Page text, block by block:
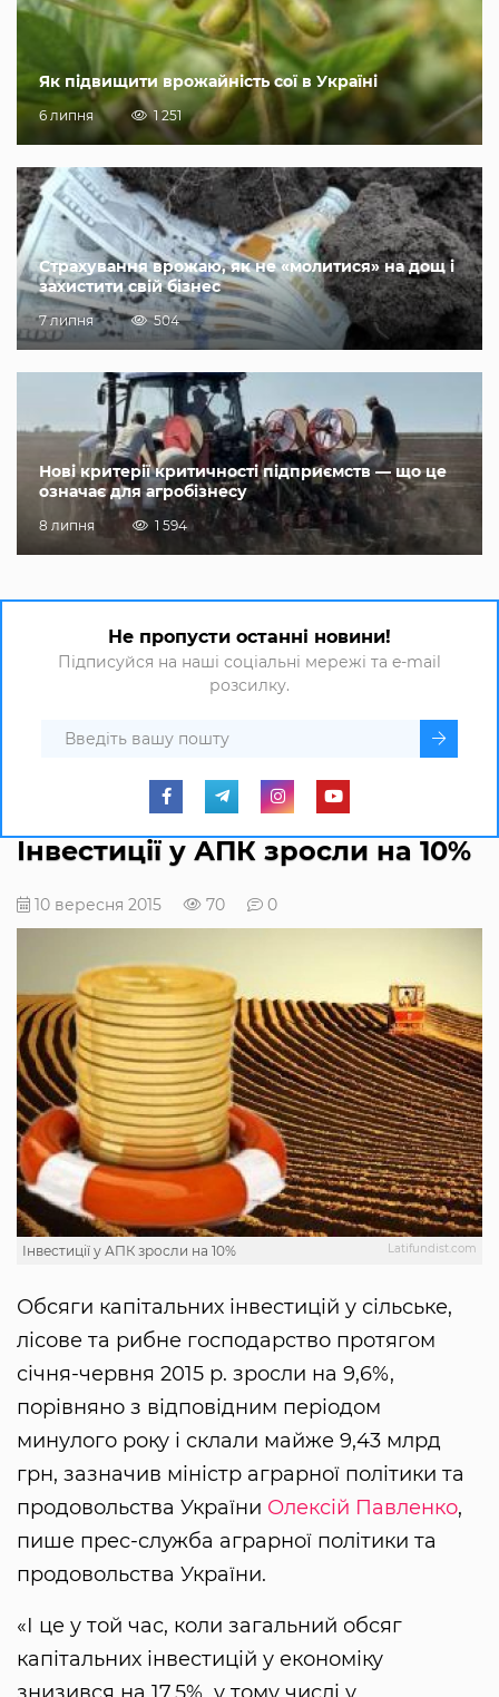
Як підвищити врожайність сої в Україні
6 липня 1 251
Страхування врожаю, як не «молитися» на дощ і
захистити свій бізнес
7 липня 504
Нові критерії критичності підприємств — що це
означає для агробізнесу
8 липня 1 594
Не пропусти останні новини!
Підписуйся на наші соціальні мережі та e-mail
розсилку.
Інвестиції у АПК зросли на 10%
10 вересня 2015 70 0
Latifundist.com
Інвестиції у АПК зросли на 10%
Обсяги капітальних інвестицій у сільське,
лісове та рибне господарство протягом
січня-червня 2015 р. зросли на 9,6%,
порівняно з відповідним періодом
минулого року і склали майже 9,43 млрд
грн, зазначив міністр аграрної політики та
продовольства України Олексій Павленко,
пише прес-служба аграрної політики та
продовольства України.
«І це у той час, коли загальний обсяг
капітальних інвестицій у економіку
знизився на 17,5%, у тому числі у